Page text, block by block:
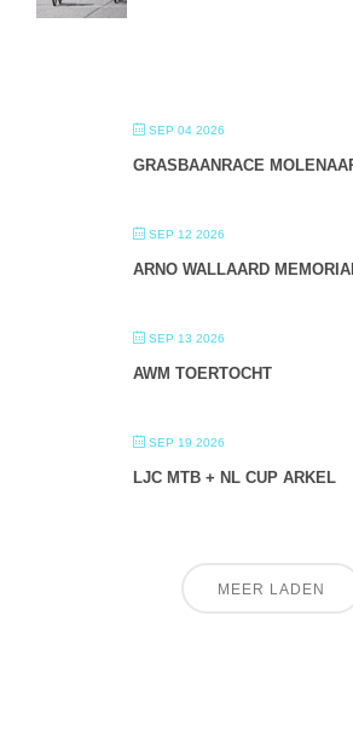
SEP 04 2026
GRASBAANRACE
SEP 12 2026
ARNO WALLAARD
SEP 13 2026
AWM TOERTOCHT
SEP 19 2026
LJC MTB + NL CUP ARKEL
MEER LADEN